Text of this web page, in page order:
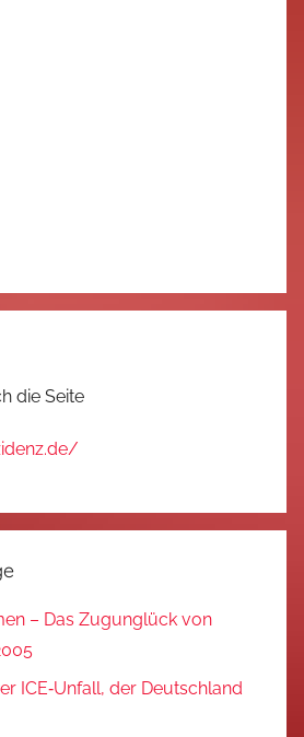
die Seite
– Das Zugunglück von
ICE‑Unfall, der Deutschland